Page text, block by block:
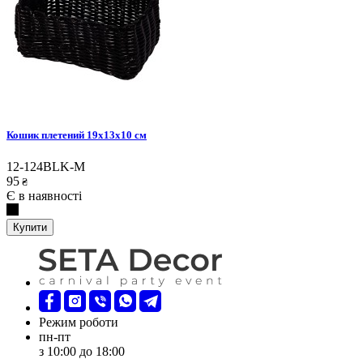
Кошик плетений 19x13x10 см
12-124BLK-M
95 ₴
Є в наявності
Купити
Режим роботи
пн-пт
з 10:00 до 18:00